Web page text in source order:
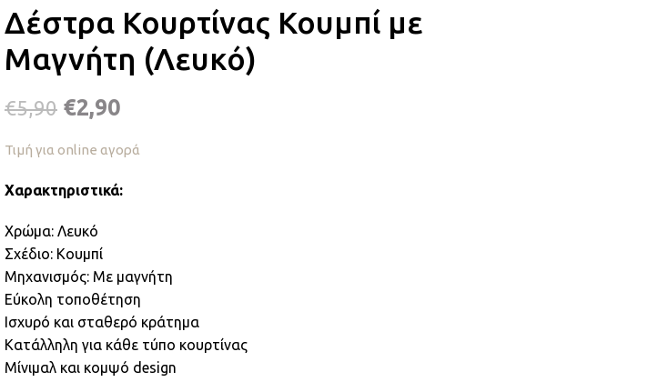
Δέστρα Κουρτίνας Κουμπί με
Μαγνήτη (Λευκό)
€5,90 €2,90
Τιμή για online αγορά
Χαρακτηριστικά:
Χρώμα: Λευκό
Σχέδιο: Κουμπί
Μηχανισμός: Με μαγνήτη
Εύκολη τοποθέτηση
Ισχυρό και σταθερό κράτημα
Κατάλληλη για κάθε τύπο κουρτίνας
Μίνιμαλ και κομψό design